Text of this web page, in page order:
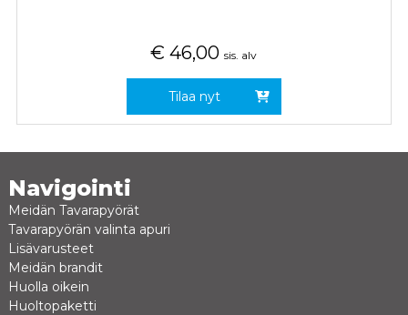
€ 46,00 sis. alv
Tilaa nyt
Navigointi
Meidän Tavarapyörät
Tavarapyörän valinta apuri
Lisävarusteet
Meidän brandit
Huolla oikein
Huoltopaketti